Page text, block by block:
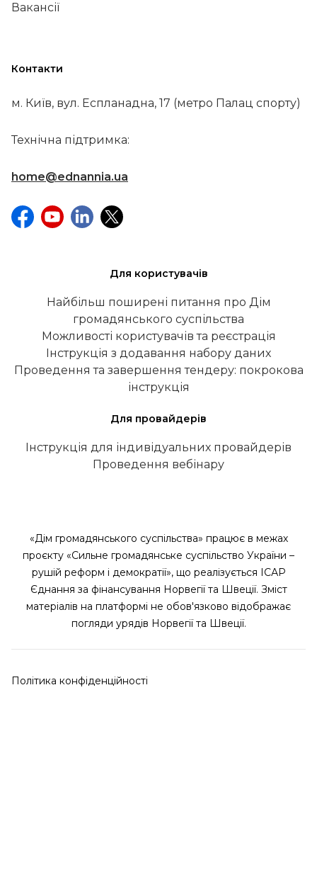
Вакансії
Контакти
м. Київ, вул. Еспланадна, 17 (метро Палац спорту)
Технічна підтримка:
home@ednannia.ua
Для користувачів
Найбільш поширені питання про Дім
громадянського суспільства
Можливості користувачів та реєстрація
Інструкція з додавання набору даних
Проведення та завершення тендеру: покрокова
інструкція
Для провайдерів
Інструкція для індивідуальних провайдерів
Проведення вебінару
«Дім громадянського суспільства» працює в межах
проєкту «Сильне громадянське суспільство України –
рушій реформ і демократії», що реалізується ІСАР
Єднання за фінансування Норвегії та Швеції. Зміст
матеріалів на платформі не обов'язково відображає
погляди урядів Норвегії та Швеції.
Політика конфіденційності